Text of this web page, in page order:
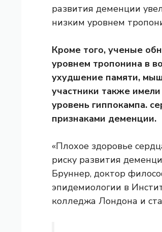
развития деменции
низким уровнем
Кроме того, ученые
уровнем тропонина в
ухудшение памяти,
участники также
уровень гиппокампа.
признаками деменции.
«Плохое здоровье
риску развития
Бруннер, доктор
эпидемиологии в
колледжа Лондона и